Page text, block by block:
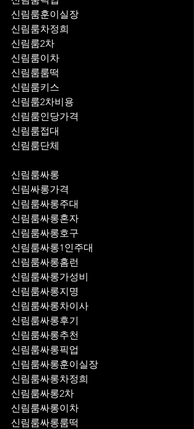
신림룸훈이실장
신림룸차정희
신림룸2차
신림룸이차
신림룸룸떡
신림룸키스
신림룸2차비용
신림룸인당가격
신림룸접대
신림룸단체
신림룸싸롱
신림싸롱가격
신림룸싸롱주대
신림룸싸롱혼자
신림룸싸롱호구
신림룸싸롱1인주대
신림룸싸롱홈런
신림룸싸롱가성비
신림룸싸롱지명
신림룸싸롱차이사
신림룸싸롱후기
신림룸싸롱추천
신림룸싸롱훈이실장
신림룸싸롱차정희
신림룸싸롱2차
신림룸싸롱이차
신림룸싸롱룸떡